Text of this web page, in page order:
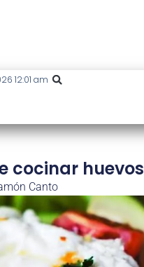
12:01 am
cocinar huevos
Canto